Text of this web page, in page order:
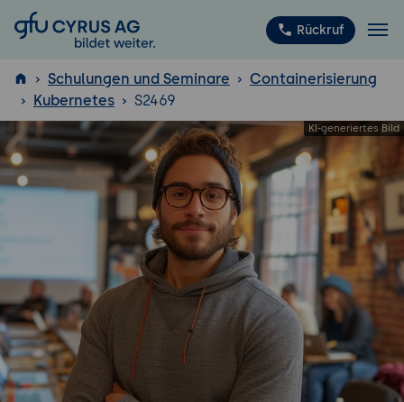
GFU Cyrus AG Rückruf
ISTQB ®
Schulungen und Seminare
Containerisierung
Kubernetes
S2469